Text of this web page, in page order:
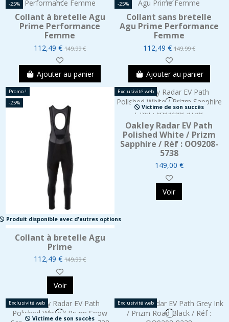
-25%
Collant à bretelle Agu
Prime Performance
Femme
112,49 €149,99 €
Ajouter au panier
-25%
Collant sans bretelle
Agu Prime Performance
Femme
112,49 €149,99 €
Ajouter au panier
Promo !
-25%
Produit disponible avec d'autres options
Collant à bretelle Agu
Prime
112,49 €149,99 €
Voir
Exclusivité web
Victime de son succès
Oakley Radar EV Path
Polished White / Prizm
Sapphire / Réf : OO9208-
5738
149,00 €
Voir
Exclusivité web
Victime de son succès
Exclusivité web